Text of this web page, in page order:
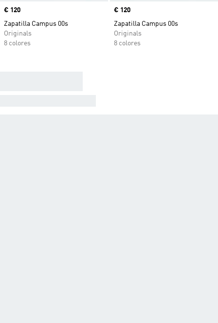
Precio
€ 120
Zapatilla Campus 00s
Originals
8 colores
Precio
€ 120
Zapatilla Campus 00s
Originals
8 colores